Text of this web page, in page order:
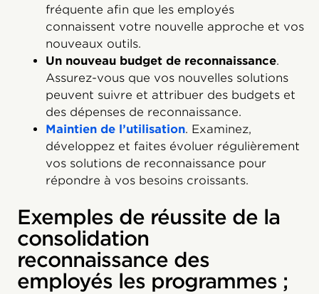
fréquente afin que les employés
connaissent votre nouvelle approche et vos
nouveaux outils.
Un nouveau budget de reconnaissance.
Assurez-vous que vos nouvelles solutions
peuvent suivre et attribuer des budgets et
des dépenses de reconnaissance.
Maintien de l’utilisation. Examinez,
développez et faites évoluer régulièrement
vos solutions de reconnaissance pour
répondre à vos besoins croissants.
Exemples de réussite de la
consolidation
reconnaissance des
employés les programmes ;